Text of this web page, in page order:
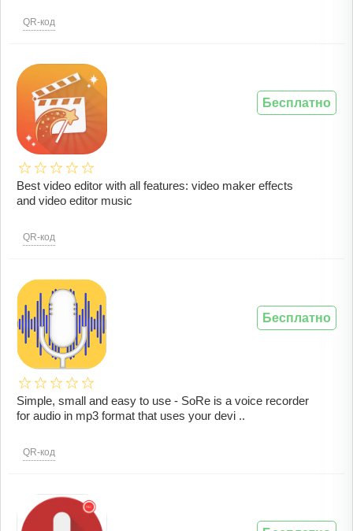
QR-код
Best video editor with all features: video maker effects
and video editor music
QR-код
Бесплатно
Simple, small and easy to use - SoRe is a voice recorder
for audio in mp3 format that uses your devi ..
QR-код
Бесплатно